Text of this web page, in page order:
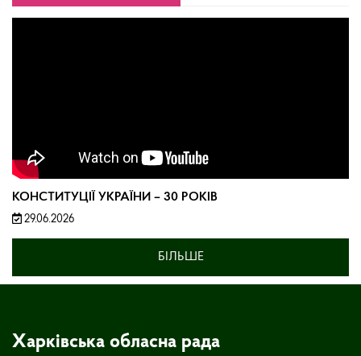
КОНСТИТУЦІЇ УКРАЇНИ – 30 РОКІВ
29.06.2026
БІЛЬШЕ
Харківська обласна рада